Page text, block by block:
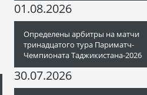
01.08.2026
Определены арбитры на матчи
тринадцатого тура Париматч-
Чемпионата Таджикистана-2026
30.07.2026